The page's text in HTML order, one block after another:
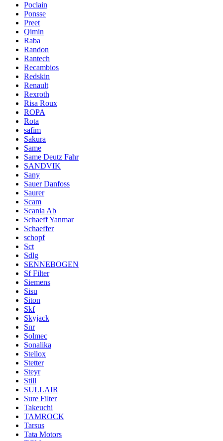
Poclain
Ponsse
Preet
Qimin
Raba
Randon
Rantech
Recambios
Redskin
Renault
Rexroth
Risa Roux
ROPA
Rota
safim
Sakura
Same
Same Deutz Fahr
SANDVIK
Sany
Sauer Danfoss
Saurer
Scam
Scania Ab
Schaeff Yanmar
Schaeffer
schopf
Sct
Sdlg
SENNEBOGEN
Sf Filter
Siemens
Sisu
Siton
Skf
Skyjack
Snr
Solmec
Sonalika
Stellox
Stetter
Steyr
Still
SULLAIR
Sure Filter
Takeuchi
TAMROCK
Tarsus
Tata Motors